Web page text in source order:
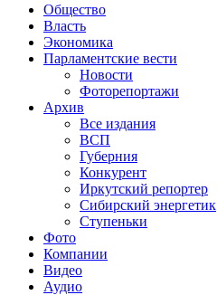
Общество
Власть
Экономика
Парламентские вести
Новости
Фоторепортажи
Архив
Все издания
ВСП
Губерния
Конкурент
Иркутский репортер
Сибирский энергетик
Ступеньки
Фото
Компании
Видео
Аудио